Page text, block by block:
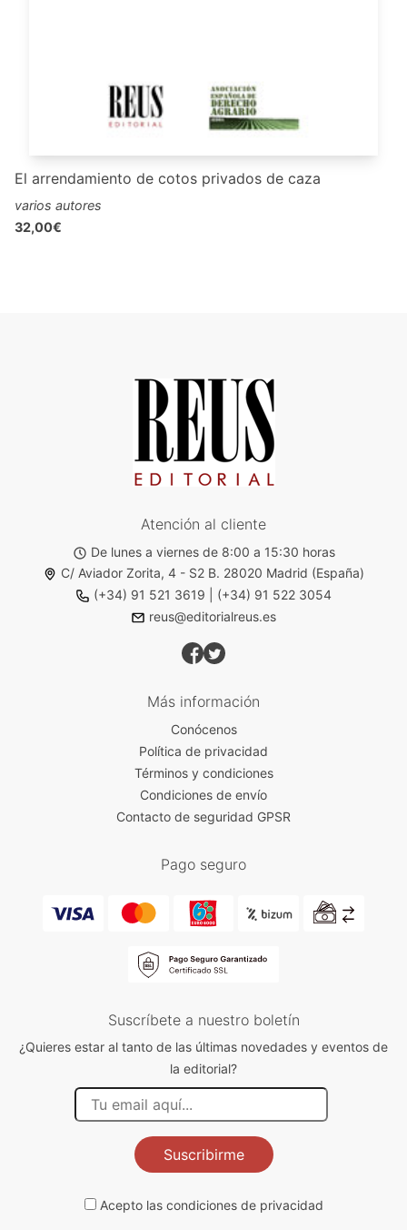
El arrendamiento de cotos privados de caza
varios autores
32,00€
Atención al cliente
De lunes a viernes de 8:00 a 15:30 horas
C/ Aviador Zorita, 4 - S2 B. 28020 Madrid (España)
(+34) 91 521 3619
(+34) 91 522 3054
reus@editorialreus.es
Más información
Conócenos
Política de privacidad
Términos y condiciones
Condiciones de envío
Contacto de seguridad GPSR
Pago seguro
Suscríbete a nuestro boletín
¿Quieres estar al tanto de las últimas novedades y eventos de
la editorial?
Suscribirme
Acepto las condiciones de privacidad